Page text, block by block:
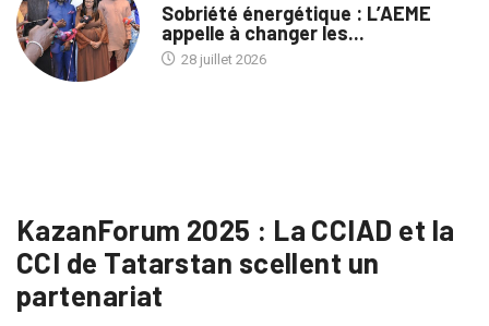
Sobriété énergétique : L’AEME
appelle à changer les...
28 juillet 2026
KazanForum 2025 : La CCIAD et la
CCI de Tatarstan scellent un
partenariat